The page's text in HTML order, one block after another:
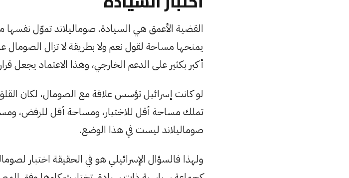
القضية الأعمق هي السيادة. صوماليلاند تموّل نفسها
يمنحها مساحة لقول نعم ولا بطريقة لا تزال الصومال
أكبر بكثير على الدعم الخارجي، وهذا الاعتماد يجعل
لو كانت إسرائيل تؤسس علاقة مع الصومال، لكان القلق
تملك مساحة أقل للاختيار، ومساحة أقل للرفض،
صوماليلاند ليست في هذا الوضع.
ولهذا فالسؤال الإسرائيلي هو في الحقيقة اختبار